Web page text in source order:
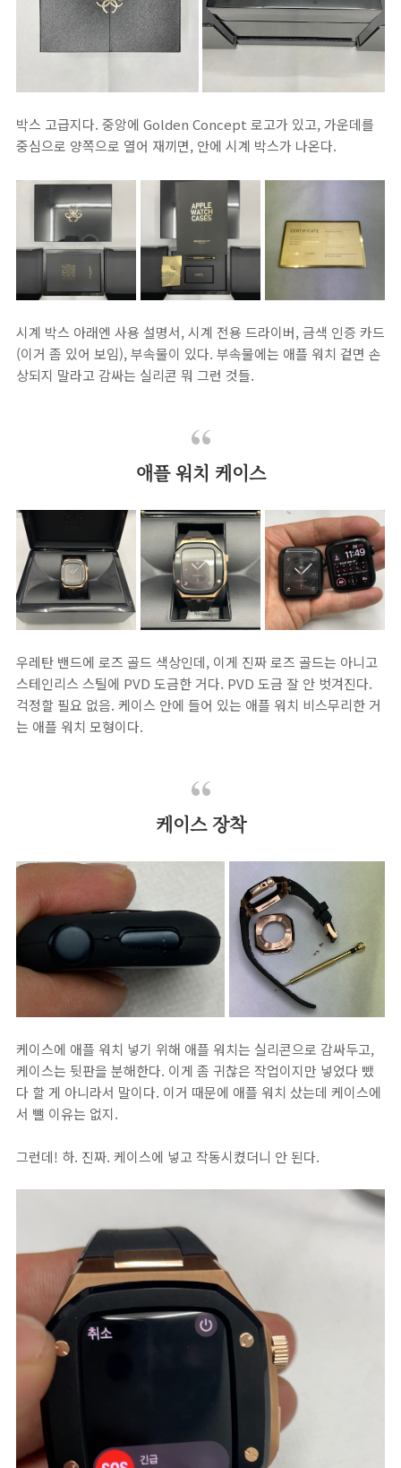
박스 고급지다. 중앙에 Golden Concept 로고가 있고, 가운데를
중심으로 양쪽으로 열어 재끼면, 안에 시계 박스가 나온다.
시계 박스 아래엔 사용 설명서, 시계 전용 드라이버, 금색 인증 카드
(이거 좀 있어 보임), 부속물이 있다. 부속물에는 애플 워치 겉면 손
상되지 말라고 감싸는 실리콘 뭐 그런 것들.
애플 워치 케이스
우레탄 밴드에 로즈 골드 색상인데, 이게 진짜 로즈 골드는 아니고
스테인리스 스틸에 PVD 도금한 거다. PVD 도금 잘 안 벗겨진다.
걱정할 필요 없음. 케이스 안에 들어 있는 애플 워치 비스무리한 거
는 애플 워치 모형이다.
케이스 장착
케이스에 애플 워치 넣기 위해 애플 워치는 실리콘으로 감싸두고,
케이스는 뒷판을 분해한다. 이게 좀 귀찮은 작업이지만 넣었다 뺐
다 할 게 아니라서 말이다. 이거 때문에 애플 워치 샀는데 케이스에
서 뺄 이유는 없지.
그런데! 하. 진짜. 케이스에 넣고 작동시켰더니 안 된다.